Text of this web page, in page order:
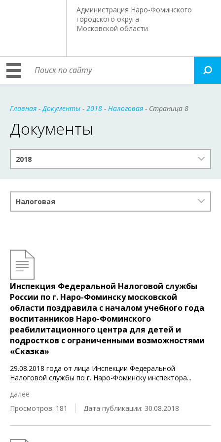
Администрация Наро-Фоминского
городского округа
Московской области
Главная -Документы - 2018 - Налоговая - Страница 8
Документы
2018
Налоговая
Инспекция Федеральной Налоговой службы
России по г. Наро-Фоминску московской
области поздравила с началом учебного года
воспитанников Наро-Фоминского
реабилитационного центра для детей и
подростков с ограниченными возможностями
«Сказка»
29.08.2018 года от лица Инспекции Федеральной
Налоговой службы по г. Наро-Фоминску инспектора...
далее
Просмотров: 181
Дата публикации: 30.08.2018